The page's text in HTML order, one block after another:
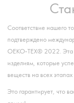
Соответствие нашего
подтверждено
OEKO‑TEX® 2022. Эта
изделиям, которые
веществ на всех
Это гарантирует, что